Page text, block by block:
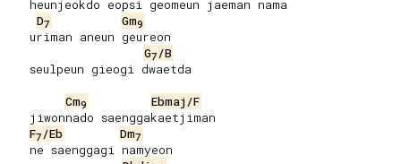
D7 Gm9
G7 /B
Cm9
Ebmaj/F
F7 /Eb Dm7